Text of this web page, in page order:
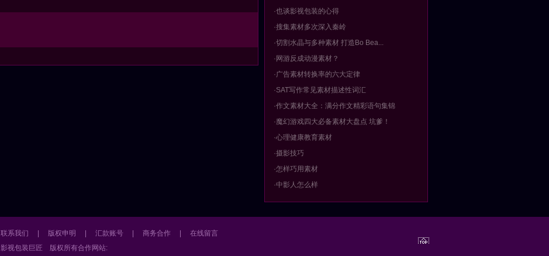
·也谈影视包装的心得
·搜集素材多次深入秦岭
·切割水晶与多种素材 打造Bo Bea...
·网游反成动漫素材？
·广告素材转换率的六大定律
·SAT写作常见素材描述性词汇
·作文素材大全：满分作文精彩语句集锦
·魔幻游戏四大必备素材大盘点 坑爹！
·心理健康教育素材
·摄影技巧
·怎样巧用素材
·中影人怎么样
联系我们 版权申明 汇款账号 商务合作
在线留言
影视包装巨匠
版权所有合作网站: